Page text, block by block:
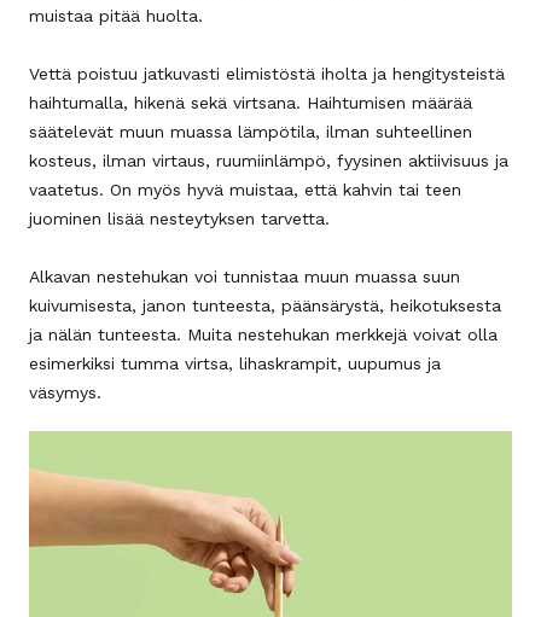
muistaa pitää huolta.
Vettä poistuu jatkuvasti elimistöstä iholta ja hengitysteistä
haihtumalla, hikenä sekä virtsana. Haihtumisen määrää
säätelevät muun muassa lämpötila, ilman suhteellinen
kosteus, ilman virtaus, ruumiinlämpö, fyysinen aktiivisuus ja
vaatetus. On myös hyvä muistaa, että kahvin tai teen
juominen lisää nesteytyksen tarvetta.
Alkavan nestehukan voi tunnistaa muun muassa suun
kuivumisesta, janon tunteesta, päänsärystä, heikotuksesta
ja nälän tunteesta. Muita nestehukan merkkejä voivat olla
esimerkiksi tumma virtsa, lihaskrampit, uupumus ja
väsymys.